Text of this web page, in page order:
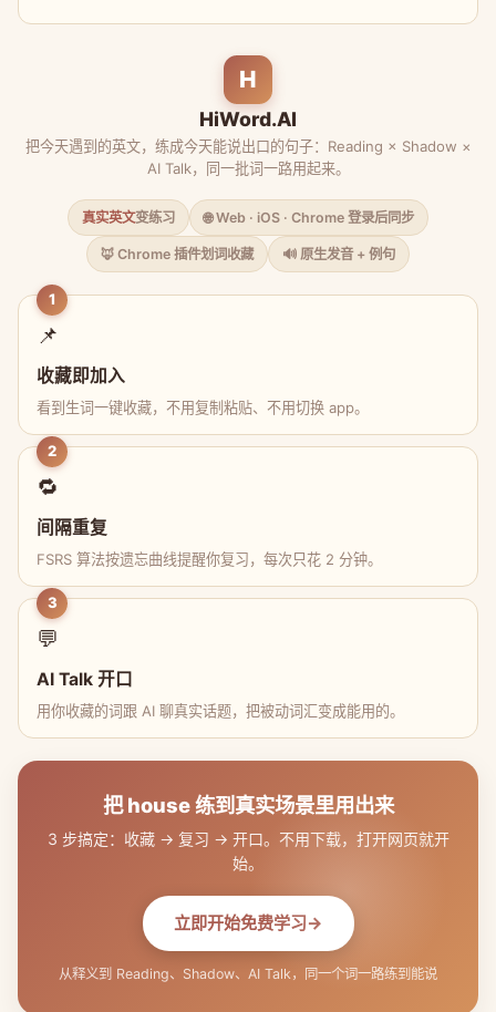
H
HiWord.AI
把今天遇到的英文，练成今天能说出口的句子：Reading × Shadow ×
AI Talk，同一批词一路用起来。
真实英文变练习 🌐 Web · iOS · Chrome 登录后同步
🦊 Chrome 插件划词收藏 🔊 原生发音 + 例句
1
📌
收藏即加入
看到生词一键收藏，不用复制粘贴、不用切换 app。
2
🔁
间隔重复
FSRS 算法按遗忘曲线提醒你复习，每次只花 2 分钟。
3
💬
AI Talk 开口
用你收藏的词跟 AI 聊真实话题，把被动词汇变成能用的。
把 house 练到真实场景里用出来
3 步搞定：收藏 → 复习 → 开口。不用下载，打开网页就开
始。
立即开始免费学习
从释义到 Reading、Shadow、AI Talk，同一个词一路练到能说